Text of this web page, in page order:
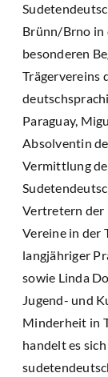
Brünn/Brno in
besonderen
Trägervereins
Paraguay,
Absolventin
Vermittlung
Vertretern der
Vereine in der
langjähriger
sowie Linda
Jugend- und
Minderheit in
handelt es